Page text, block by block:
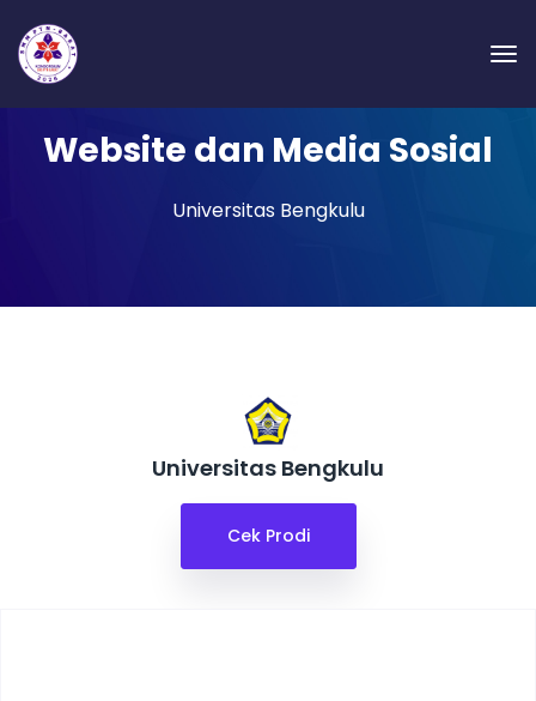
Website dan Media Sosial
Universitas Bengkulu
Universitas Bengkulu
Cek Prodi